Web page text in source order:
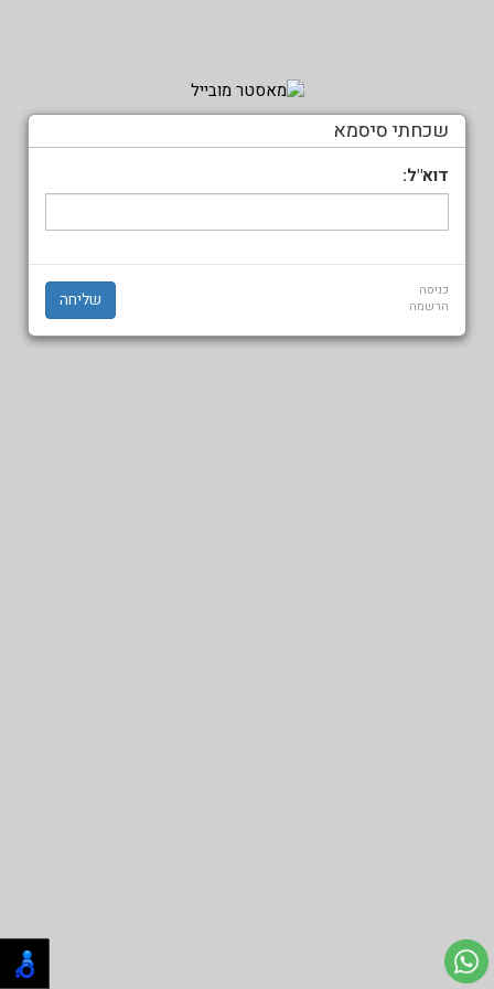
שכחתי סיסמא
דוא"ל:
כניסה
הרשמה